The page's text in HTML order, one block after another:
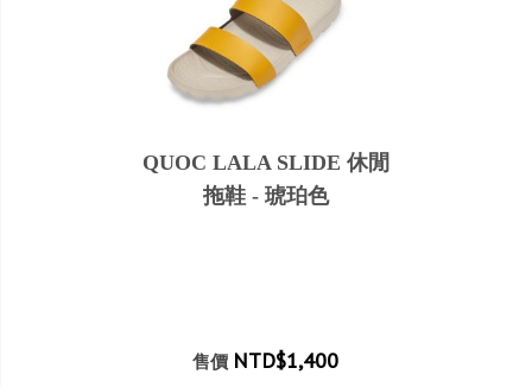
QUOC LALA SLIDE 休閒
拖鞋 - 琥珀色
售價 NTD$1,400